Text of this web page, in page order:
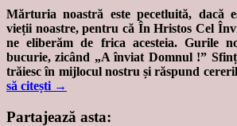
Mărturia noastră este pecetluită, dacă
vieții noastre, pentru că În Hristos Cel
ne eliberăm de frica acesteia. Gurile
bucurie, zicând „A înviat Domnul !”
trăiesc în mijlocul nostru și răspund
să citești →
Partajează asta: